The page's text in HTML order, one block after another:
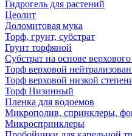
Гидрогель для растений
Цеолит
Доломитовая мука
Торф, грунт, субстрат
Грунт торфяной
Субстрат на основе
Торф верховой
Торф верховой низкой
Торф Низинный
Пленка для водоемов
Микрополив, спринклеры,
Микроспринклеры